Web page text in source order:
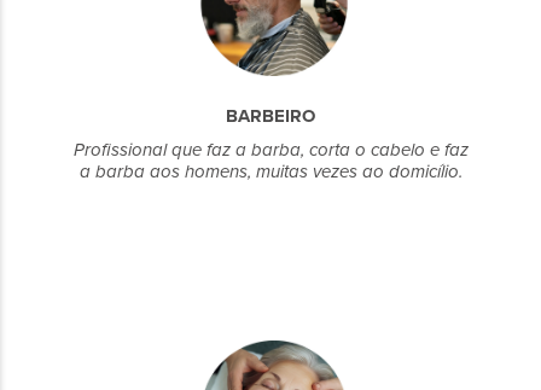
BARBEIRO
Profissional que faz a barba, corta o cabelo e faz
a barba aos homens, muitas vezes ao domicílio.